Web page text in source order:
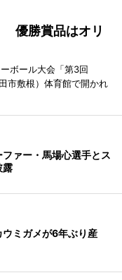
優勝賞品はオリ
ボール大会「第3回
市敷根）体育館で開かれ
ァー・馬場心選手とス
露
ミガメが6年ぶり産